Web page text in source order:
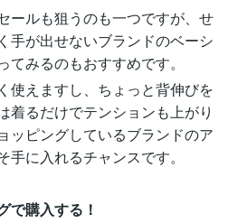
ールも狙うのも一つですが、せ
手が出せないブランドのベーシ
みるのもおすすめです。
使えますし、ちょっと背伸びを
着るだけでテンションも上がり
ッピングしているブランドのア
に入れるチャンスです。
で購入する！